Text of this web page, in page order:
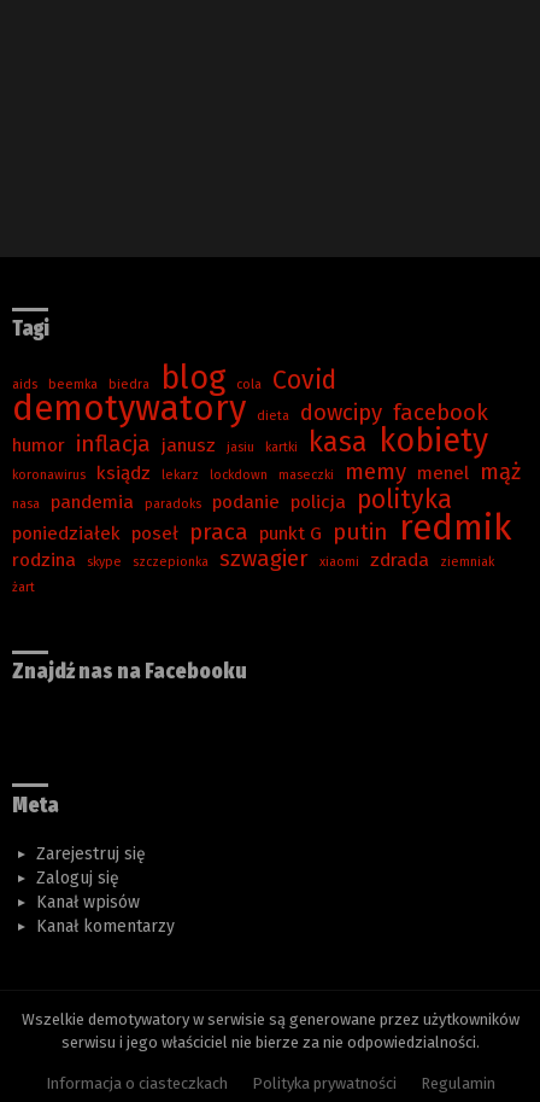
Tagi
aids beemka biedra blog cola Covid
demotywatory dieta dowcipy facebook
humor inflacja janusz jasiu kartki kasa kobiety
koronawirus ksiądz lekarz lockdown maseczki memy menel mąż
nasa pandemia paradoks podanie policja polityka
poniedziałek poseł praca punkt G putin redmik
rodzina skype szczepionka szwagier xiaomi zdrada
ziemniak
żart
Znajdź nas na Facebooku
Meta
Zarejestruj się
Zaloguj się
Kanał wpisów
Kanał komentarzy
Wszelkie demotywatory w serwisie są generowane przez użytkowników
serwisu i jego właściciel nie bierze za nie odpowiedzialności.
Informacja o ciasteczkach Polityka prywatności Regulamin